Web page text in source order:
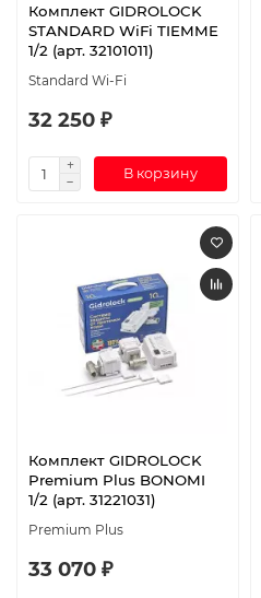
Комплект GIDROLOCK
STANDARD WiFi TIEMME
1/2 (арт. 32101011)
Standard Wi-Fi
32 250 ₽
В корзину
Комплект GIDROLOCK
Premium Plus BONOMI
1/2 (арт. 31221031)
Premium Plus
33 070 ₽